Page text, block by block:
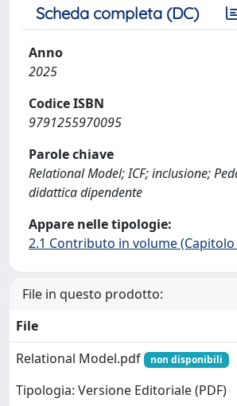
Scheda completa (DC)
Anno
2025
Codice ISBN
9791255970095
Parole chiave
Relational Model; ICF; inclusione;
didattica dipendente
Appare nelle tipologie:
2.1 Contributo in volume (Capitolo
File in questo prodotto:
File
Relational Model.pdf
non disponibili
Tipologia: Versione Editoriale (PDF)